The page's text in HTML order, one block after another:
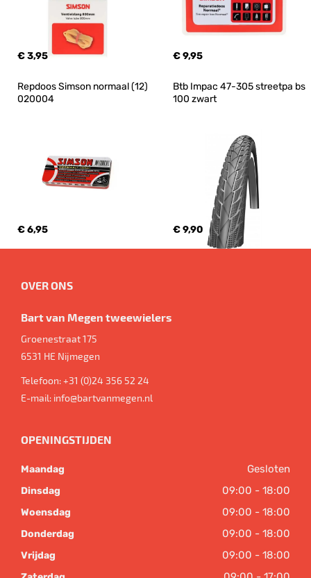
€ 3,95 € 9,95
Repdoos Simson normaal (12)
020004
€ 6,95
Btb Impac 47-305 streetpa bs
100 zwart
€ 9,90
OVER ONS
Bart van Megen tweewielers
Groenestraat 175
6531 HE Nijmegen
Telefoon:+31 (0)24 356 52 24
E-mail: info@bartvanmegen.nl
OPENINGSTIJDEN
Maandag Gesloten
Dinsdag 09:00 - 18:00
Woensdag 09:00 - 18:00
Donderdag 09:00 - 18:00
Vrijdag 09:00 - 18:00